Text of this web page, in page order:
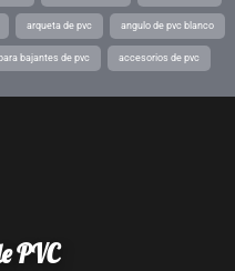
arqueta de pvc angulo de pvc blanco
bajantes de pvc accesorios de pvc
PVC